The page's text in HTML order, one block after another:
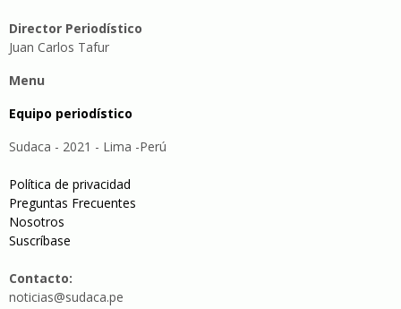
Director Periodístico
Juan Carlos Tafur
Menu
Equipo periodístico
Sudaca - 2021 - Lima -Perú
Política de privacidad
Preguntas Frecuentes
Nosotros
Suscríbase
Contacto:
noticias@sudaca.pe